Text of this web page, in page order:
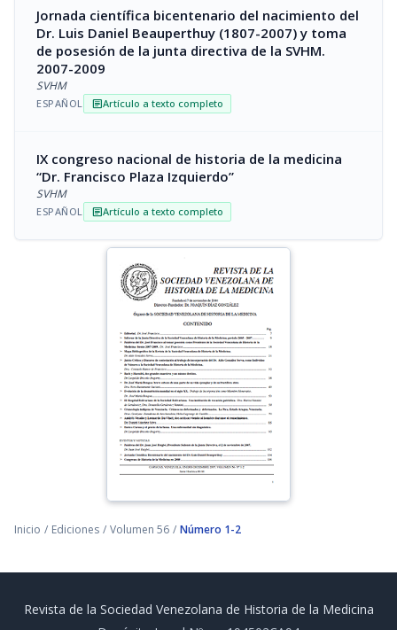
Jornada científica bicentenario del nacimiento del
Dr. Luis Daniel Beauperthuy (1807-2007) y toma
de posesión de la junta directiva de la SVHM.
2007-2009
SVHM
ESPAÑOL articleArtículo a texto completo
IX congreso nacional de historia de la medicina
“Dr. Francisco Plaza Izquierdo”
SVHM
ESPAÑOL articleArtículo a texto completo
Inicio / Ediciones / Volumen 56 / Número 1-2
Revista de la Sociedad Venezolana de Historia de la Medicina